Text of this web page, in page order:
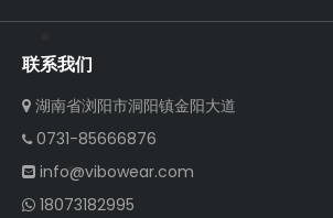
联系我们
 湖南省浏阳市洞阳镇金阳大道
0731-85666876
 info@vibowear.com
 18073182995